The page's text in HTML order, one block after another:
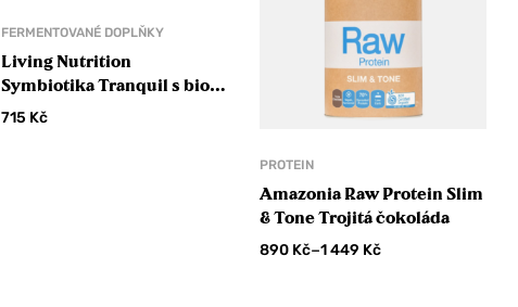
FERMENTOVANÉ DOPLŇKY
Living Nutrition
Symbiotika Tranquil s bio
fenyklem a bio heřmánkem
715 Kč
PROTEIN
Amazonia Raw Protein Slim
& Tone Trojitá čokoláda
890 Kč–1 449 Kč